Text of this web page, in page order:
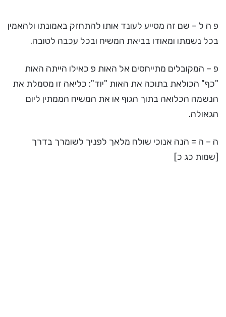
פ ה ל – שם זה מסייע לעונד אותו להתחזק באמונתו ולהאמין
בכל נשמתו ומאודו בביאת המשיח ובכל עכבה לטובה.
פ – המקובלים מתייחסים אל האות פ כאילו הייתה האות
"כף" הכולאת בתוכה את האות "יוד": כליאה זו מסמלת את
הנשמה הכלואה בתוך הגוף או את המשיח הממתין ליום
הגאולה.
ה – ה = הנה אנוכי שולח מלאך לפניך לשומרך בדרך
[שמות כג כ]